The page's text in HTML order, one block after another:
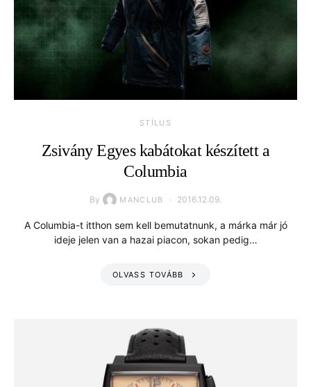
STÍLUS
Zsivány Egyes kabátokat készített a
Columbia
By MANCLUB 2016.12.09.
A Columbia-t itthon sem kell bemutatnunk, a márka már jó
ideje jelen van a hazai piacon, sokan pedig…
OLVASS TOVÁBB